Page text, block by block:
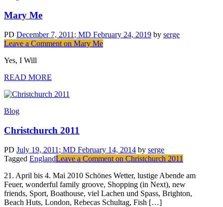
Mary Me
PD December 7, 2011 ; MD February 24, 2019 by serge
Leave a Comment on Mary Me
Yes, I Will
READ MORE
Blog
Christchurch 2011
PD July 19, 2011 ; MD February 14, 2014 by serge
Tagged EnglandLeave a Comment on Christchurch 2011
21. April bis 4. Mai 2010 Schönes Wetter, lustige Abende am
Feuer, wonderful family groove, Shopping (in Next), new
friends, Sport, Boathouse, viel Lachen und Spass, Brighton,
Beach Huts, London, Rebecas Schultag, Fish […]